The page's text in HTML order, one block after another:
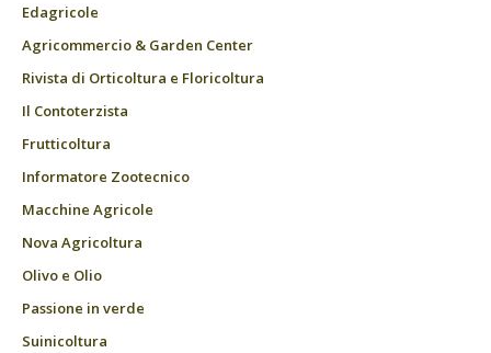
Edagricole
Agricommercio & Garden Center
Rivista di Orticoltura e Floricoltura
Il Contoterzista
Frutticoltura
Informatore Zootecnico
Macchine Agricole
Nova Agricoltura
Olivo e Olio
Passione in verde
Suinicoltura